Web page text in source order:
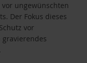
ungewünschten
Der Fokus dieses
vor